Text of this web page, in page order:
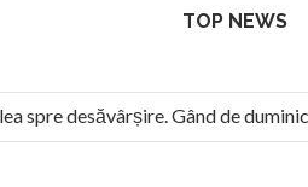
TOP NEWS
desăvârșire. Gând de duminică
român: “românii sunt slavi, nu